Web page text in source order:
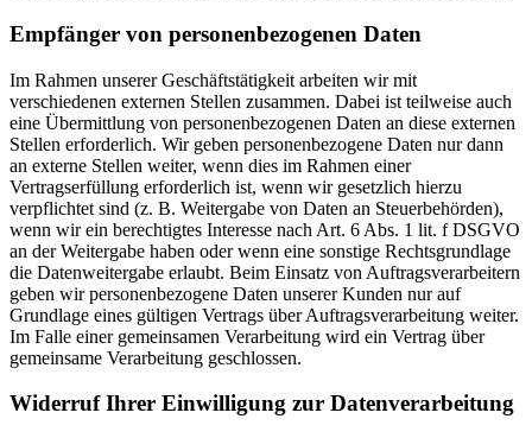
Empfänger von personenbezogenen Daten
Im Rahmen unserer Geschäftstätigkeit arbeiten wir mit
verschiedenen externen Stellen zusammen. Dabei ist teilweise auch
eine Übermittlung von personenbezogenen Daten an diese externen
Stellen erforderlich. Wir geben personenbezogene Daten nur dann
an externe Stellen weiter, wenn dies im Rahmen einer
Vertragserfüllung erforderlich ist, wenn wir gesetzlich hierzu
verpflichtet sind (z. B. Weitergabe von Daten an Steuerbehörden),
wenn wir ein berechtigtes Interesse nach Art. 6 Abs. 1 lit. f DSGVO
an der Weitergabe haben oder wenn eine sonstige Rechtsgrundlage
die Datenweitergabe erlaubt. Beim Einsatz von Auftragsverarbeitern
geben wir personenbezogene Daten unserer Kunden nur auf
Grundlage eines gültigen Vertrags über Auftragsverarbeitung weiter.
Im Falle einer gemeinsamen Verarbeitung wird ein Vertrag über
gemeinsame Verarbeitung geschlossen.
Widerruf Ihrer Einwilligung zur Datenverarbeitung